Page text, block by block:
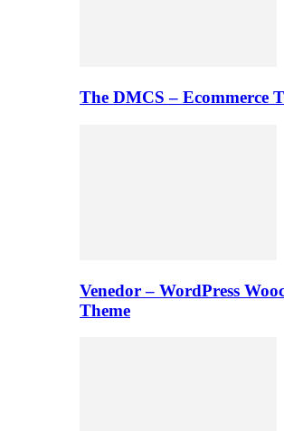
The DMCS – Ecommerce
Venedor – WordPress
Theme